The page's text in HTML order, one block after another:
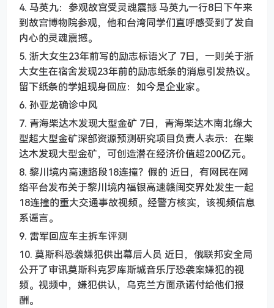
4. 马英九：参观故宫受灵魂震撼 马英九一行8日下午来
到故宫博物院参观，他和台湾同学们直呼感受到了发自
内心的灵魂震撼。
5. 浙大女生23年前写的励志标语火了 7日，一则关于浙
大女生在宿舍发现23年前的励志纸条的消息引发热议。
留下纸条的学姐现身回应：如今是企业家。
6. 孙亚龙确诊中风
7. 青海柴达木发现大型金矿 7日，青海柴达木南北缘大
型超大型金矿深部资源预测研究项目负责人表示：在柴
达木发现大型金矿，可创造潜在经济价值超200亿元。
8. 黎川境内高速路段18连撞？假的 近日，有网民在网
络平台发布关于黎川境内福银高速赣闽交界处发生一起
18连撞的重大交通事故视频。经警方核实，该视频信息
系谣言。
9. 雷军回应车主拆车评测
10. 莫斯科恐袭嫌犯供出幕后人员 近日，俄联邦安全局
公开了审讯莫斯科克罗库斯城音乐厅恐袭案嫌犯的视
频。视频中，嫌犯供认，乌克兰方面承诺付给他们报
酬。